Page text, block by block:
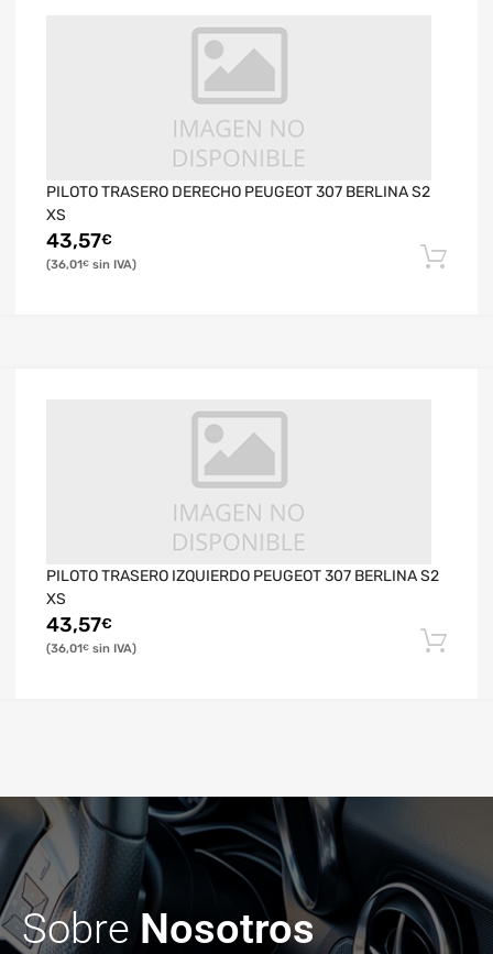
PILOTO TRASERO DERECHO PEUGEOT 307 BERLINA S2
XS
43,57€
36,01€
PILOTO TRASERO IZQUIERDO PEUGEOT 307 BERLINA S2
XS
43,57€
36,01€
Sobre Nosotros